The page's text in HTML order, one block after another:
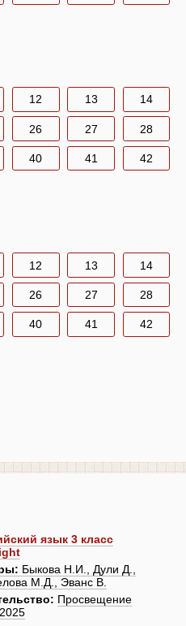
12 13 14
26 27 28
40 41 42
12 13 14
26 27 28
40 41 42
язык 3 класс
Быкова Н.И., Дули Д.,
М.Д., Эванс В.
Просвещение